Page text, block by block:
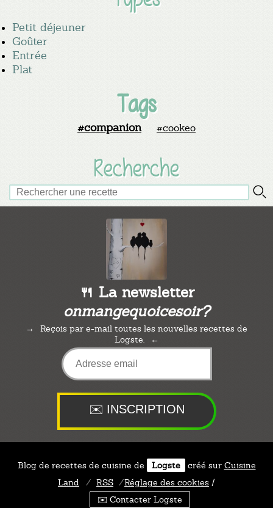
Petit déjeuner
Goûter
Entrée
Plat
Tags
#companion #cookeo
Recherche
🍴 La newsletter
onmangequoicesoir?
Reçois par e-mail toutes les nouvelles recettes de
Logste.
Blog de recettes de cuisine de Logste créé sur Cuisine
Land
⁄ RSS ⁄Réglage des cookies /
✉️ Contacter Logste